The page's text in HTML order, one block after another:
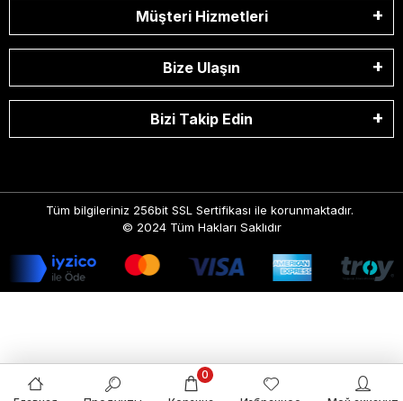
Müşteri Hizmetleri
Bize Ulaşın
Bizi Takip Edin
Tüm bilgileriniz 256bit SSL Sertifikası ile korunmaktadır.
© 2024 Tüm Hakları Saklıdır
0